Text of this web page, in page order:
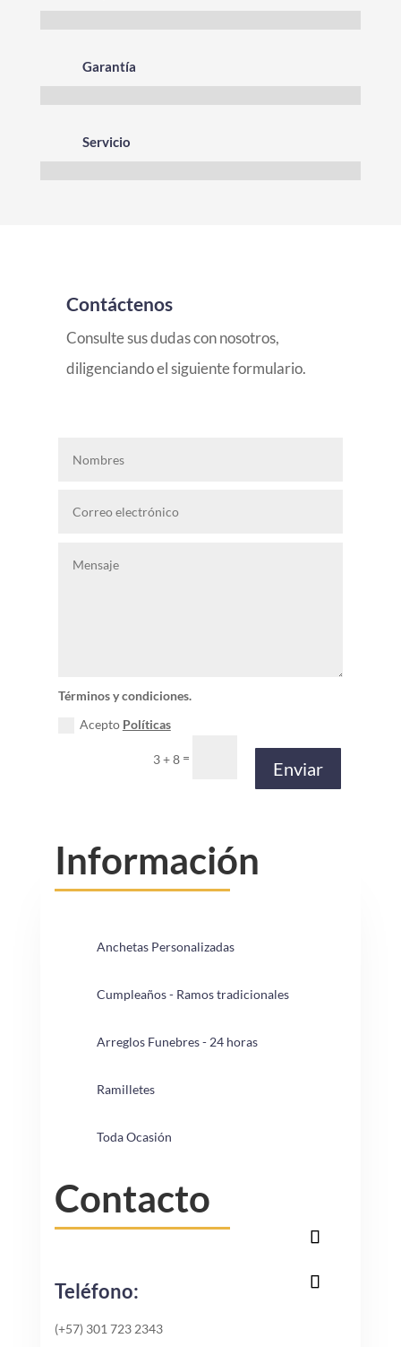
Garantía
Servicio
Contáctenos
Consulte sus dudas con nosotros,
diligenciando el siguiente formulario.
Términos y condiciones.
Acepto Políticas
3 + 8 =
Enviar
Información
Anchetas Personalizadas
Cumpleaños - Ramos tradicionales
Arreglos Funebres - 24 horas
Ramilletes
Toda Ocasión
Contacto
Teléfono:
(+57) 301 723 2343